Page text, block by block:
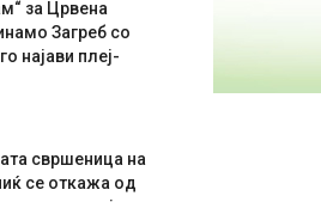
за Црвена
Загреб со
најави плеј-
свршеница на
се откажа од